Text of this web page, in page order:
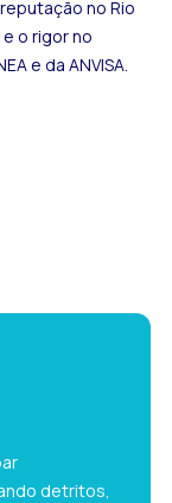
no Rio
o rigor no
e da ANVISA.
detritos,